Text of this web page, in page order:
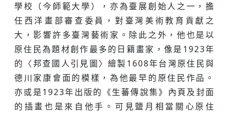
學校（今師範大學），亦為臺展創始人之一，擔
任西洋畫部審查委員，對臺灣美術教育貢獻之
大，影響許多臺灣藝術家。除此之外，他也是以
原住民為題材創作最多的日籍畫家，像是1923年
的〈邦查國人引見圖〉繪製1608年台灣原住民與
德川家康會面的模樣，為他最早的原住民作品。
亦或是1923年出版的《生蕃傳說集》內頁及封面
的插畫也是來自他手。可見鹽月相當關心原住